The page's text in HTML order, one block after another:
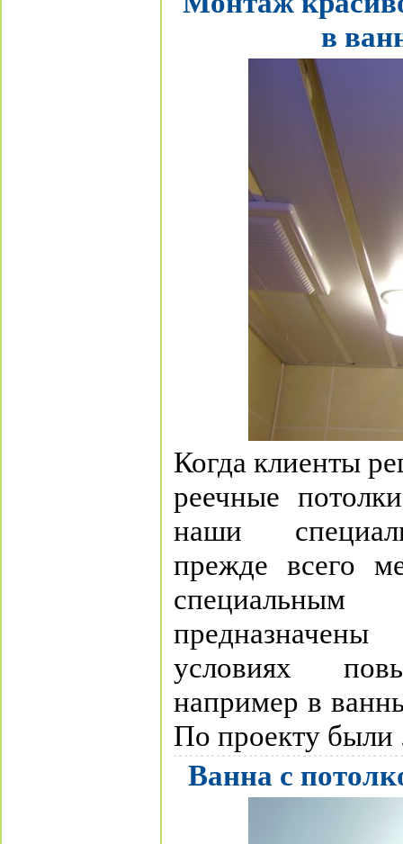
в
Когда клиенты
реечные
наши
прежде всего
специальным
условиях
например в
По проекту
Ванна с